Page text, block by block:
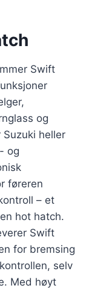
Swift
og
heller
og
føreren
– et
hot hatch.
Swift
for bremsing
selv
Med høyt